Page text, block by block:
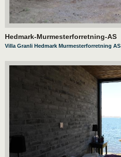
Hedmark-Murmesterforretning-AS
Villa Granli Hedmark Murmesterforretning AS